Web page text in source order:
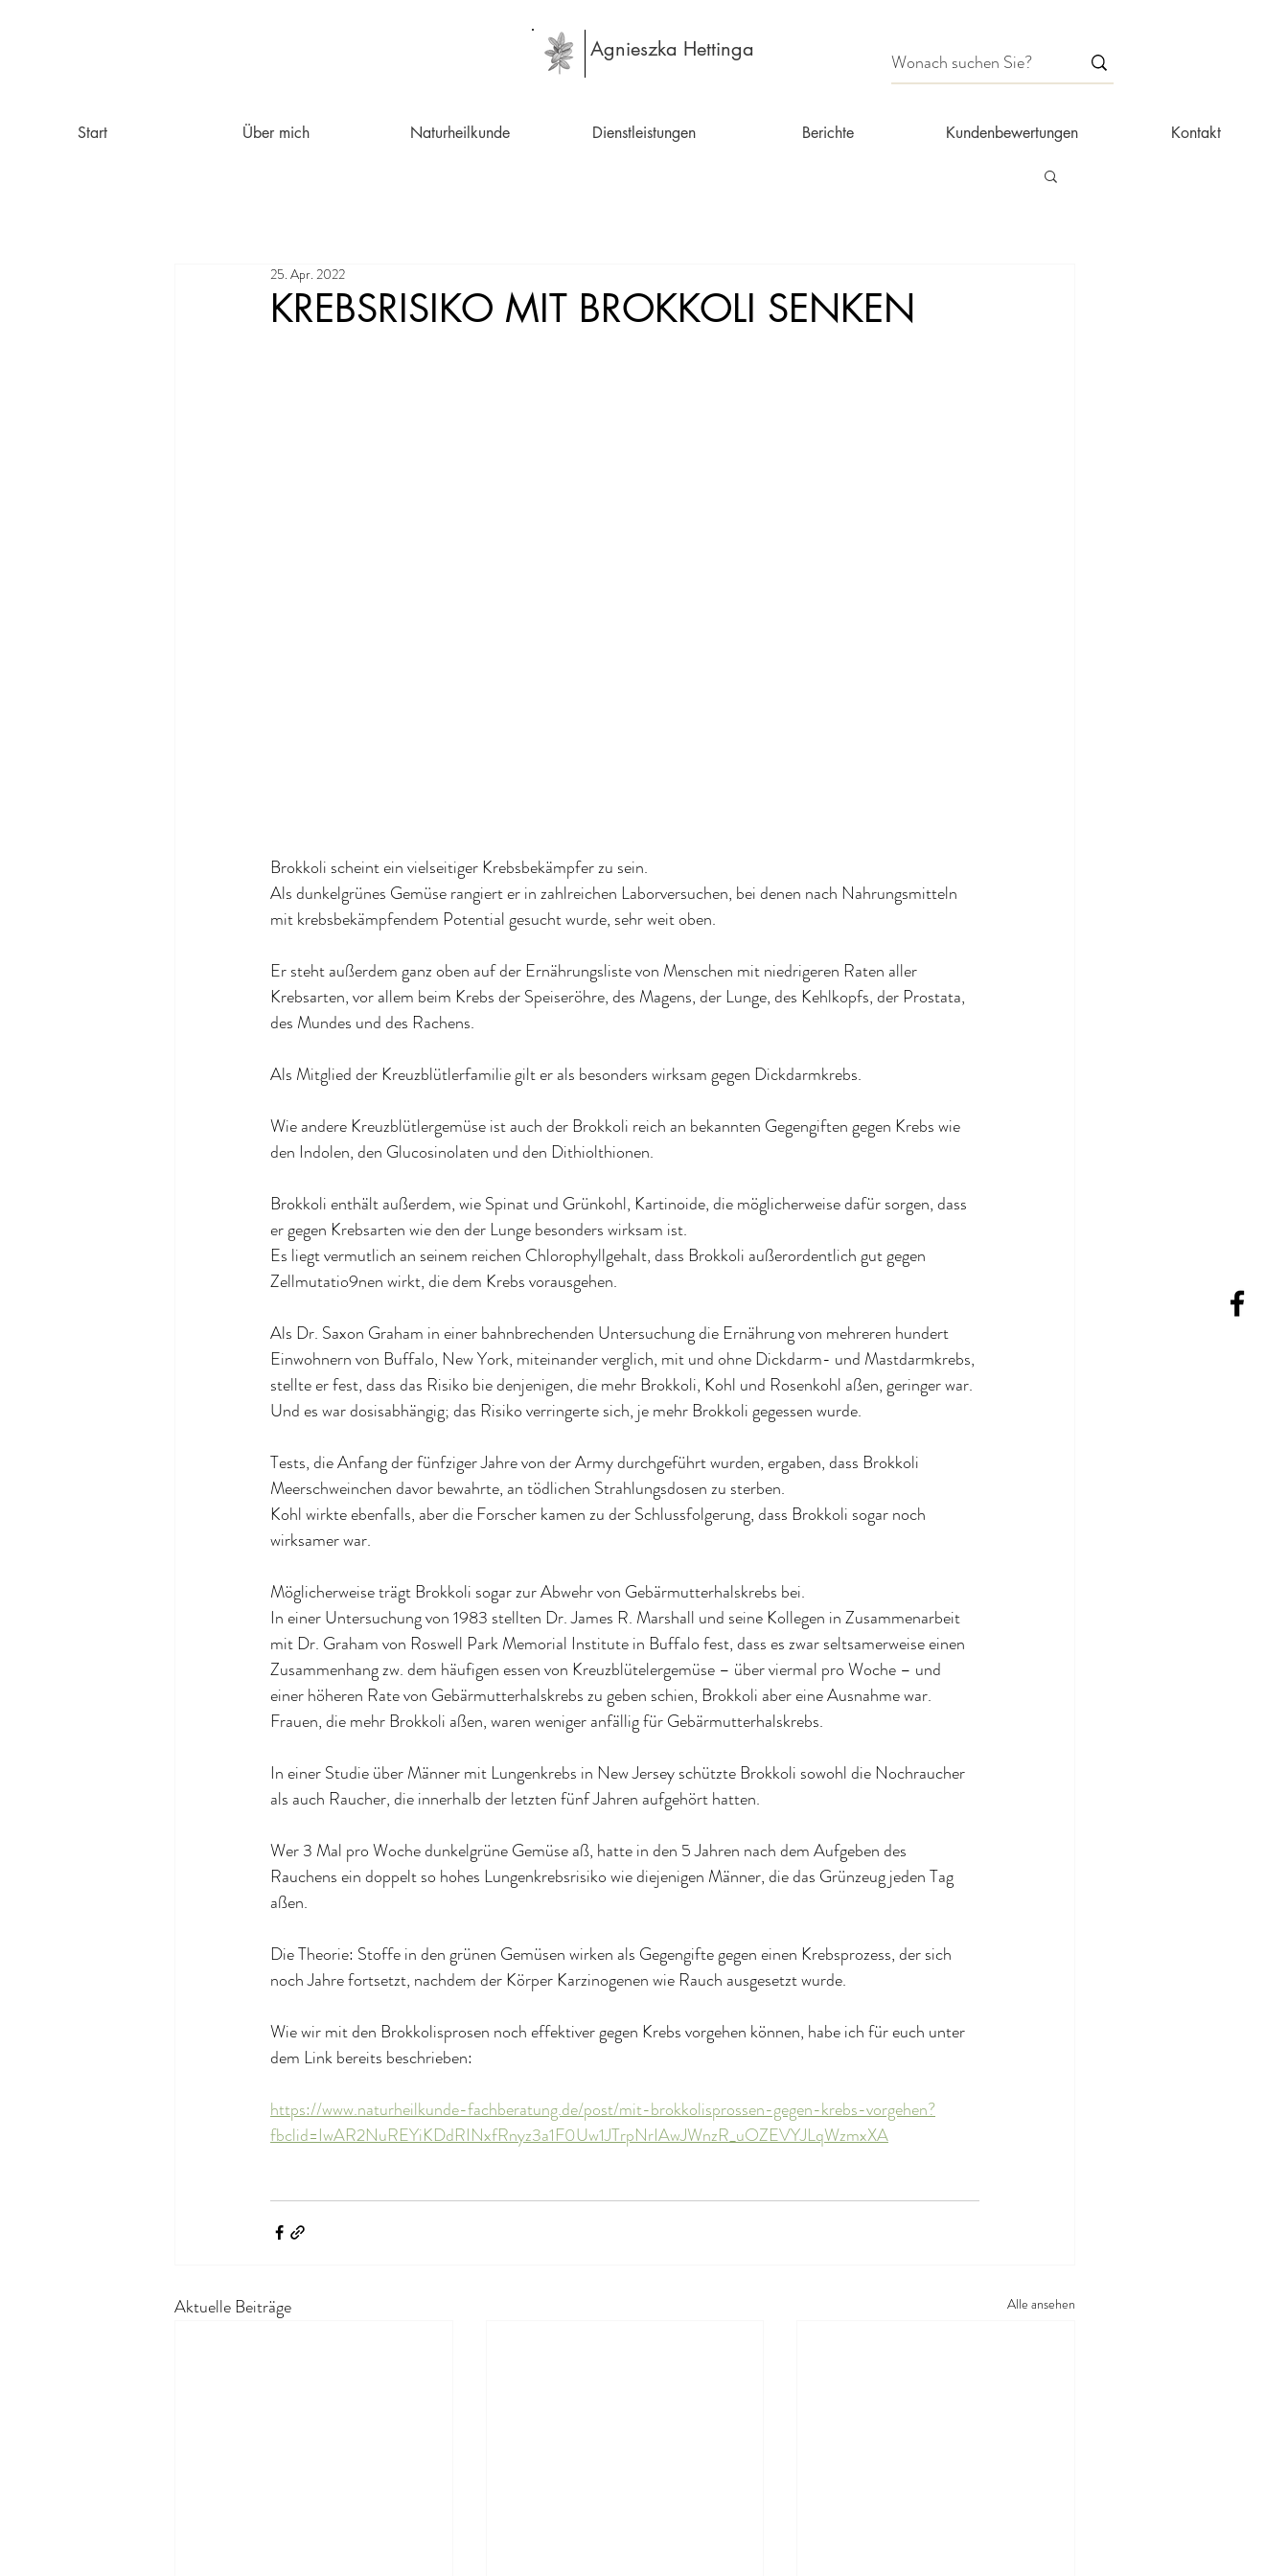
Agnieszka Hettinga
Start Über mich Naturheilkunde Dienstleistungen Berichte Kundenbewertungen Kontakt
KREBSRISIKO MIT BROKKOLI SENKEN
25. Apr. 2022
Brokkoli scheint ein vielseitiger Krebsbekämpfer zu sein.
Als dunkelgrünes Gemüse rangiert er in zahlreichen Laborversuchen, bei denen nach Nahrungsmitteln
mit krebsbekämpfendem Potential gesucht wurde, sehr weit oben.
Er steht außerdem ganz oben auf der Ernährungsliste von Menschen mit niedrigeren Raten aller
Krebsarten, vor allem beim Krebs der Speiseröhre, des Magens, der Lunge, des Kehlkopfs, der Prostata,
des Mundes und des Rachens.
Als Mitglied der Kreuzblütlerfamilie gilt er als besonders wirksam gegen Dickdarmkrebs.
Wie andere Kreuzblütlergemüse ist auch der Brokkoli reich an bekannten Gegengiften gegen Krebs wie
den Indolen, den Glucosinolaten und den Dithiolthionen.
Brokkoli enthält außerdem, wie Spinat und Grünkohl, Kartinoide, die möglicherweise dafür sorgen, dass
er gegen Krebsarten wie den der Lunge besonders wirksam ist.
Es liegt vermutlich an seinem reichen Chlorophyllgehalt, dass Brokkoli außerordentlich gut gegen
Zellmutatio9nen wirkt, die dem Krebs vorausgehen.
Als Dr. Saxon Graham in einer bahnbrechenden Untersuchung die Ernährung von mehreren hundert
Einwohnern von Buffalo, New York, miteinander verglich, mit und ohne Dickdarm- und Mastdarmkrebs,
stellte er fest, dass das Risiko bie denjenigen, die mehr Brokkoli, Kohl und Rosenkohl aßen, geringer war.
Und es war dosisabhängig; das Risiko verringerte sich, je mehr Brokkoli gegessen wurde.
Tests, die Anfang der fünfziger Jahre von der Army durchgeführt wurden, ergaben, dass Brokkoli
Meerschweinchen davor bewahrte, an tödlichen Strahlungsdosen zu sterben.
Kohl wirkte ebenfalls, aber die Forscher kamen zu der Schlussfolgerung, dass Brokkoli sogar noch
wirksamer war.
Möglicherweise trägt Brokkoli sogar zur Abwehr von Gebärmutterhalskrebs bei.
In einer Untersuchung von 1983 stellten Dr. James R. Marshall und seine Kollegen in Zusammenarbeit
mit Dr. Graham von Roswell Park Memorial Institute in Buffalo fest, dass es zwar seltsamerweise einen
Zusammenhang zw. dem häufigen essen von Kreuzblütelergemüse – über viermal pro Woche – und
einer höheren Rate von Gebärmutterhalskrebs zu geben schien, Brokkoli aber eine Ausnahme war.
Frauen, die mehr Brokkoli aßen, waren weniger anfällig für Gebärmutterhalskrebs.
In einer Studie über Männer mit Lungenkrebs in New Jersey schützte Brokkoli sowohl die Nochraucher
als auch Raucher, die innerhalb der letzten fünf Jahren aufgehört hatten.
Wer 3 Mal pro Woche dunkelgrüne Gemüse aß, hatte in den 5 Jahren nach dem Aufgeben des
Rauchens ein doppelt so hohes Lungenkrebsrisiko wie diejenigen Männer, die das Grünzeug jeden Tag
aßen.
Die Theorie: Stoffe in den grünen Gemüsen wirken als Gegengifte gegen einen Krebsprozess, der sich
noch Jahre fortsetzt, nachdem der Körper Karzinogenen wie Rauch ausgesetzt wurde.
Wie wir mit den Brokkolisprosen noch effektiver gegen Krebs vorgehen können, habe ich für euch unter
dem Link bereits beschrieben:
https://www.naturheilkunde-fachberatung.de/post/mit-brokkolisprossen-gegen-krebs-vorgehen?
fbclid=IwAR2NuREYiKDdRINxfRnyz3a1F0Uw1JTrpNrIAwJWnzR_uOZEVYJLqWzmxXA
Aktuelle Beiträge Alle ansehen